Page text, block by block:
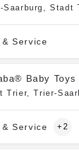
Saarburg, Stadt
Service
Baby Toys
Trier, Trier-
Service +2